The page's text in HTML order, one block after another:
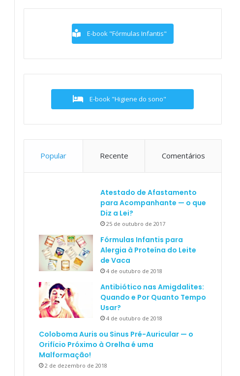
E-book "Fórmulas Infantis"
E-book "Higiene do sono"
Popular Recente Comentários
Atestado de Afastamento
para Acompanhante — o que
Diz a Lei?
25 de outubro de 2017
Fórmulas Infantis para
Alergia à Proteína do Leite
de Vaca
4 de outubro de 2018
Antibiótico nas Amigdalites:
Quando e Por Quanto Tempo
Usar?
4 de outubro de 2018
Coloboma Auris ou Sinus Pré-Auricular — o
Orifício Próximo à Orelha é uma
Malformação!
2 de dezembro de 2018